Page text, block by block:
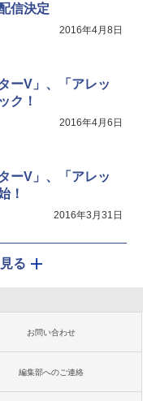
信決定
2016年4月8日
ーV」、「アレッ
ク！
2016年4月6日
ーV」、「アレッ
！
2016年3月31日
る
お問い合わせ
編集部へのご連絡